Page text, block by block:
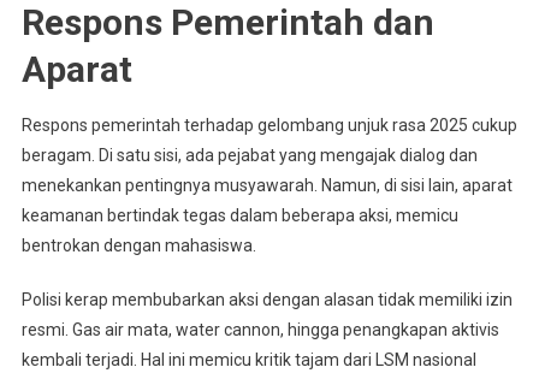
Respons Pemerintah dan
Aparat
Respons pemerintah terhadap gelombang unjuk rasa 2025 cukup
beragam. Di satu sisi, ada pejabat yang mengajak dialog dan
menekankan pentingnya musyawarah. Namun, di sisi lain, aparat
keamanan bertindak tegas dalam beberapa aksi, memicu
bentrokan dengan mahasiswa.
Polisi kerap membubarkan aksi dengan alasan tidak memiliki izin
resmi. Gas air mata, water cannon, hingga penangkapan aktivis
kembali terjadi. Hal ini memicu kritik tajam dari LSM nasional